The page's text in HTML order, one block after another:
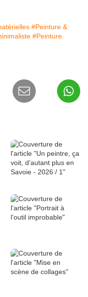
#Peinture &
#Peinture